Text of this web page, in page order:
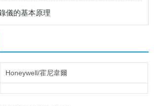
儀的基本原理
Honeywell/霍尼韋爾